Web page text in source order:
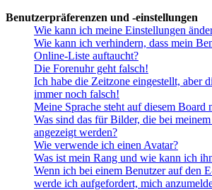
Benutzerpräferenzen und -einstellungen
Wie kann ich meine Einstellungen
Wie kann ich verhindern, dass mein
Online-Liste auftaucht?
Die Forenuhr geht falsch!
Ich habe die Zeitzone eingestellt, aber
immer noch falsch!
Meine Sprache steht auf diesem Board
Was sind das für Bilder, die bei
angezeigt werden?
Wie verwende ich einen Avatar?
Was ist mein Rang und wie kann ich
Wenn ich bei einem Benutzer auf den
werde ich aufgefordert, mich